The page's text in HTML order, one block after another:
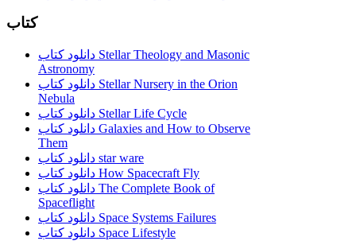
کتاب
دانلود کتاب Stellar Theology and Masonic
Astronomy
دانلود کتاب Stellar Nursery in the Orion
Nebula
دانلود کتاب Stellar Life Cycle
دانلود کتاب Galaxies and How to Observe
Them
دانلود کتاب star ware
دانلود کتاب How Spacecraft Fly
دانلود کتاب The Complete Book of
Spaceflight
دانلود کتاب Space Systems Failures
دانلود کتاب Space Lifestyle